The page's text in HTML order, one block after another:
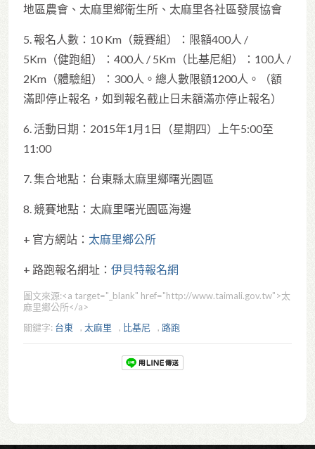
地區農會、太麻里鄉衛生所、太麻里各社區發展協會
5. 報名人數：10 Km（競賽組）：限額400人 /
5Km（健跑組）：400人 / 5Km（比基尼組）：100人 /
2Km（體驗組）：300人。總人數限額1200人。（額
滿即停止報名，如到報名截止日未額滿亦停止報名）
6. 活動日期：2015年1月1日（星期四）上午5:00至
11:00
7. 集合地點：台東縣太麻里鄉曙光園區
8. 競賽地點：太麻里曙光園區海邊
+ 官方網站： 太麻里鄉公所
+ 路跑報名網址： 伊貝特報名網
圖文來源:<a target="_blank" href="http://www.taimali.gov.tw">太
麻里鄉公所</a>
關鍵字: 台東 , 太麻里 , 比基尼 , 路跑